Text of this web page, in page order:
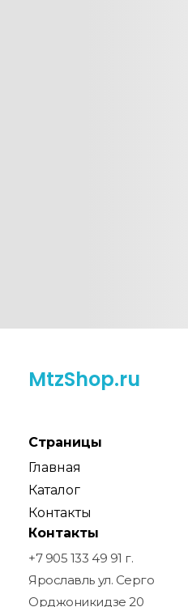
MtzShop.ru
Страницы
Главная
Каталог
Контакты
Контакты
+7 905 133 49 91 г.
Ярославль ул. Серго
Орджоникидзе 20